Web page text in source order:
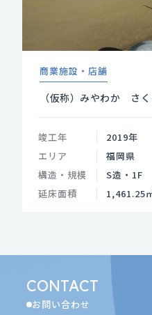
商業施設・店舗
（仮称）みやわか さ
竣工年
2019年
エリア
福岡県
構造・規模
S造・1F
延床面積
1,461.25
CONTACT
お問い合わせ